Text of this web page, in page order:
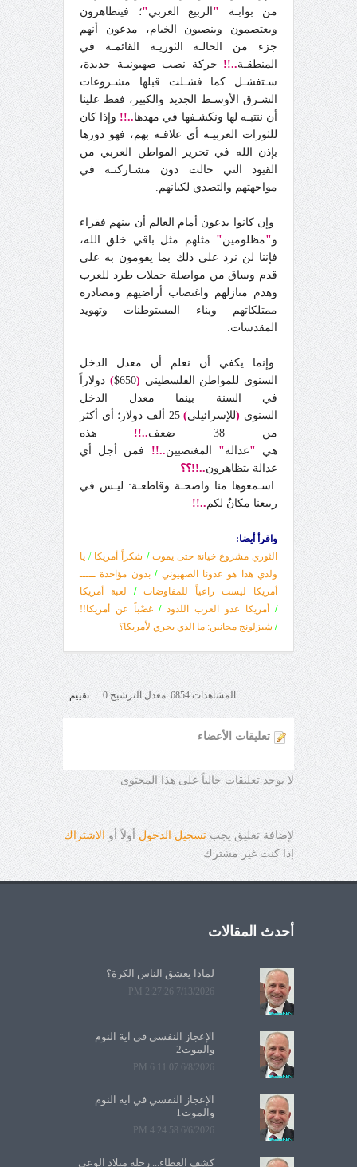
من بوابـة " الربيع العربي"؛ فيتظاهرون
ويعتصمون وينصبون الخيام، مدعون أنهم
جزء من الحالـة الثوريـة القائمـة في
المنطقـة..!! حركة نصب صهيونيـة جديدة،
سـتفشـل كما فشـلت قبلها مشـروعات
الشـرق الأوسـط الجديد والكبير، فقط علينا
أن ننتبـه لها ونكشـفها في مهدها..!! وإذا كان
للثورات العربيـة أي علاقـة بهم، فهو دورها
بإذن الله في تحرير المواطن العربي من
القيود التي حالت دون مشـاركتـه في
مواجهتهم والتصدي لكيانهم.
وإن كانوا يدعون أمام العالم أن بينهم فقراء
و"مظلومين" مثلهم مثل باقي خلق الله،
فإننا لن نرد على ذلك بما يقومون به على
قدم وساق من مواصلة حملات طرد للعرب
وهدم منازلهم واغتصاب أراضيهم ومصادرة
ممتلكاتهم وبناء المستوطنات وتهويد
المقدسات.
وإنما يكفي أن نعلم أن معدل الدخل
السنوي للمواطن الفلسطيني (
650$
) دولاراً
في السنة بينما معدل الدخل
السنوي (للإسرائيلي)
25 ألف دولار؛ أي أكثر
من 38 ضعف
..!! هذه
هي "عدالة" المغتصبين..!! فمن أجل أي
عدالة يتظاهرون..!!؟؟
اسـمعوها منا واضحـة وقاطعـة: ليـس في
ربيعنا مكانٌ لكم..!!
واقرأ أيضا:
الثوري مشروع خيانة حتى يموت / شكراً أمريكا / يا
ولدي هذا هو عدونا الصهيوني / بدون مؤاخذة ـــــ
أمريكا ليست راعياً للمفاوضات
/
لعبة أمريكا
/
أمريكا عدو العرب اللدود / غصْباً عن أمريكا!!
/ شيزلونج مجانين: ما الذي يجري لأمريكا؟
المشاهدات 6854 معدل الترشيح 0 تقييم
تعليقات الأعضاء
لا يوجد تعليقات حالياً على هذا المحتوى
لإضافة تعليق يجب تسجيل الدخول أولاً أو
الاشتراك
إذا كنت غير مشترك
أحدث المقالات
لماذا يعشق الناس الكرة؟
7/13/2026 2:27:26 PM
الإعجاز النفسي في آية النوم
والموت2
6/8/2026 6:11:07 PM
الإعجاز النفسي في آية النوم
والموت1
6/6/2026 4:24:58 PM
كشف الغطاء... رحلة ميلاد الوعي